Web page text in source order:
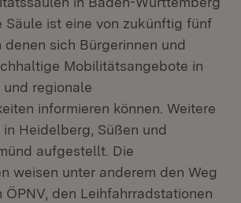
Säule ist eine von zukünftig fünf
denen sich Bürgerinnen und
Mobilitätsangebote in
regionale
informieren können. Weitere
Heidelberg, Süßen und
aufgestellt. Die
weisen unter anderem den Weg
ÖPNV, den Leihfahrradstationen